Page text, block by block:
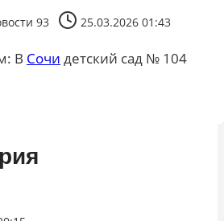
93 25.03.2026 01:43
В Сочи детский сад № 104